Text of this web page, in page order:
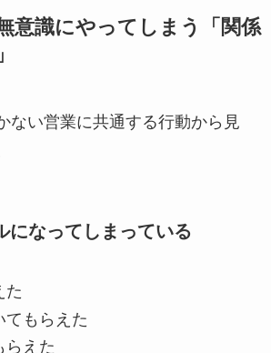
意識にやってしまう「関係
ない営業に共通する行動から見
になってしまっている
た
てもらえた
らえた